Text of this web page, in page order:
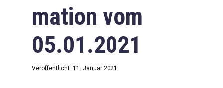
mation vom
05.01.2021
Veröffentlicht: 11. Januar 2021